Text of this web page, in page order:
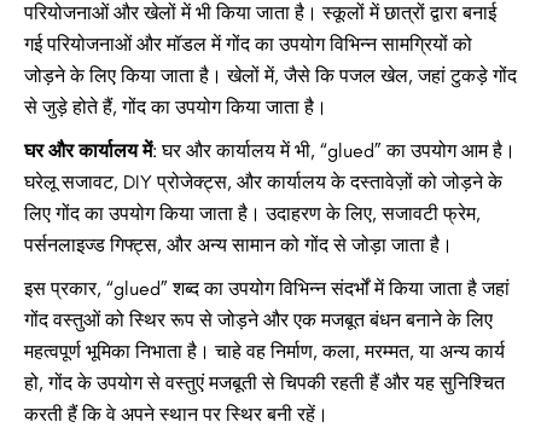
परियोजनाओं और खेलों में भी किया जाता है। स्कूलों में छात्रों द्वारा बनाई
गई परियोजनाओं और मॉडल में गोंद का उपयोग विभिन्न सामग्रियों को
जोड़ने के लिए किया जाता है। खेलों में, जैसे कि पजल खेल, जहां टुकड़े गोंद
से जुड़े होते हैं, गोंद का उपयोग किया जाता है।
घर और कार्यालय में: घर और कार्यालय में भी, “glued” का उपयोग आम है।
घरेलू सजावट, DIY प्रोजेक्ट्स, और कार्यालय के दस्तावेज़ों को जोड़ने के
लिए गोंद का उपयोग किया जाता है। उदाहरण के लिए, सजावटी फ्रेम,
पर्सनलाइज्ड गिफ्ट्स, और अन्य सामान को गोंद से जोड़ा जाता है।
इस प्रकार, “glued” शब्द का उपयोग विभिन्न संदर्भों में किया जाता है जहां
गोंद वस्तुओं को स्थिर रूप से जोड़ने और एक मजबूत बंधन बनाने के लिए
महत्वपूर्ण भूमिका निभाता है। चाहे वह निर्माण, कला, मरम्मत, या अन्य कार्य
हो, गोंद के उपयोग से वस्तुएं मजबूती से चिपकी रहती हैं और यह सुनिश्चित
करती हैं कि वे अपने स्थान पर स्थिर बनी रहें।